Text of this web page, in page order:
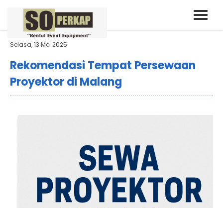
Selasa, 13 Mei 2025
Rekomendasi Tempat Persewaan
Proyektor di Malang